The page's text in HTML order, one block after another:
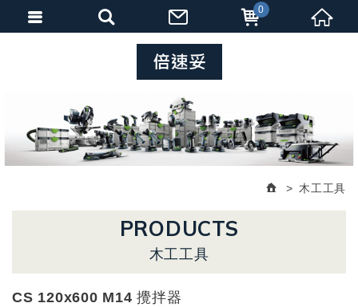
木工工具
PRODUCTS
木工工具
CS 120x600 M14 攪拌器
0